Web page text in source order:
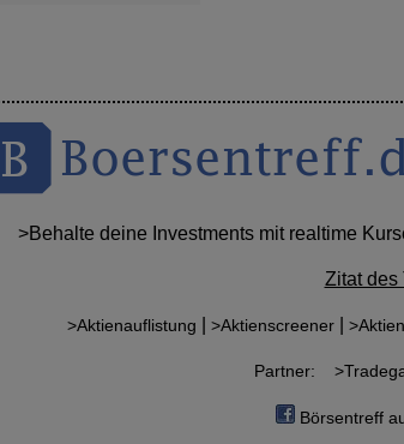
>Behalte deine Investments mit realtime
Zitat des
>Aktienauflistung >Aktienscreener|
Partner:
Börsentreff